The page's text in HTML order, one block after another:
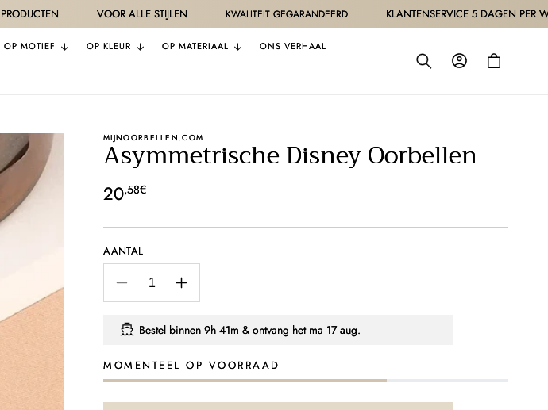
VOOR ALLE STIJLEN KWALITEIT GEGARANDEERD KLANTENSERVICE 5 DAGEN PER WEEK
OP MOTIEF OP KLEUR OP MATERIAAL ONS VERHAAL
InloggenWinkelwagen
MIJNOORBELLEN.COM
Asymmetrische Disney Oorbellen
Normale
20,58€
AANTAL
Aantal
verlagen
voor
Asymmetrische
Oorbellen
Aantal
verhogen
voor
Asymmetrische
Oorbellen
Bestel binnen9h 41m & ontvang het ma 17 aug.
MOMENTEEL OP VOORRAAD